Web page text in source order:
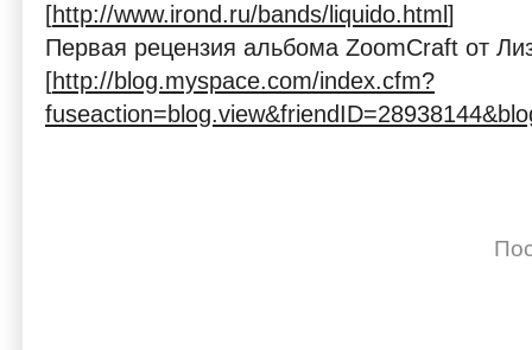
[http://www.irond.ru/bands/liquido.html ]
Первая рецензия альбома ZoomCraft от
[http://blog.myspace.com/index.cfm?